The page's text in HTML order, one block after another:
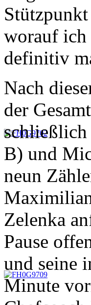
worauf ich
definitiv
Nach
der
B) und
neun
Zelenka
Pause
und seine
Minute